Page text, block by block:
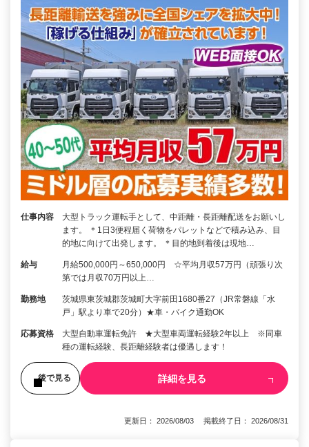
仕事内容
大型トラック運転手として、中距離・長距離配送をお願いし
ます。 ＊1日3便程届く荷物をパレットなどで積み込み、目
的地に向けて出発します。 ＊目的地到着後は現地…
給与
月給500,000円～650,000円 ☆平均月収57万円（頑張り次
第では月収70万円以上…
勤務地
茨城県東茨城郡茨城町大字前田1680番27（JR常磐線「水
戸」駅より車で20分）★車・バイク通勤OK
応募資格
大型自動車運転免許 ★大型車両運転経験2年以上 ※同車
種の運転経験、長距離経験者は優遇します！
後で見る 詳細を見る
更新日： 2026/08/03 掲載終了日： 2026/08/31